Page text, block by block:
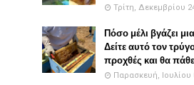
Τρίτη, Δεκεμβρίου
Πόσο μέλι βγάζει
Δείτε αυτό τον
προχθές και θα
Παρασκευή, Ιουλίου